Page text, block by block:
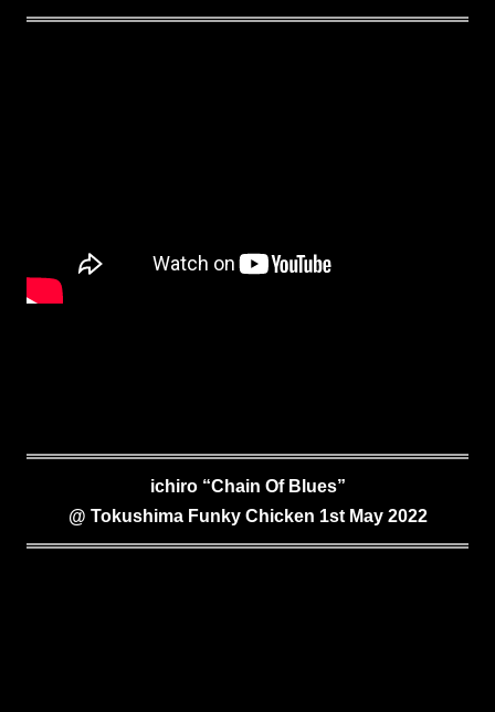
ichiro “Chain Of Blues”
@ Tokushima Funky Chicken 1st May 2022